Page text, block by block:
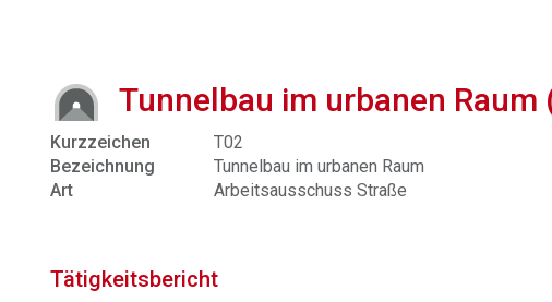
Tunnelbau im urbanen Raum
Kurzzeichen
T02
Bezeichnung
Tunnelbau im urbanen Raum
Art
Arbeitsausschuss Straße
Tätigkeitsbericht